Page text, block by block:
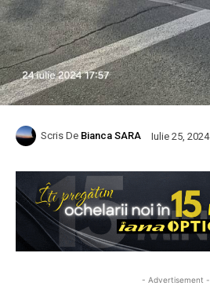
Scris De Bianca SARA Iulie 25, 2024
- Advertisement -